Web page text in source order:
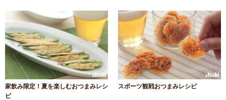
家飲み限定！夏を楽しむおつまみレシ
ピ
スポーツ観戦おつまみレシピ